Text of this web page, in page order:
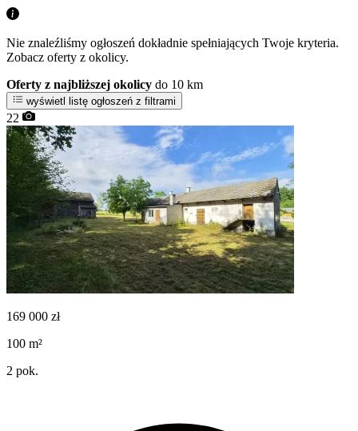
Nie znaleźliśmy ogłoszeń dokładnie spełniających Twoje kryteria.
Zobacz oferty z okolicy.
Oferty z najbliższej okolicy do 10 km
wyświetl listę ogłoszeń z filtrami
22
169 000 zł
100 m²
2 pok.